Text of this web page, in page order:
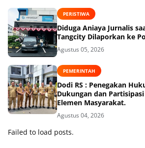
PERISTIWA
Diduga Aniaya Jurnalis
Tangcity Dilaporkan ke
Agustus 05, 2026
PEMERINTAH
Dodi RS : Penegakan
Dukungan dan
Elemen Masyarakat.
Agustus 04, 2026
Failed to load posts.